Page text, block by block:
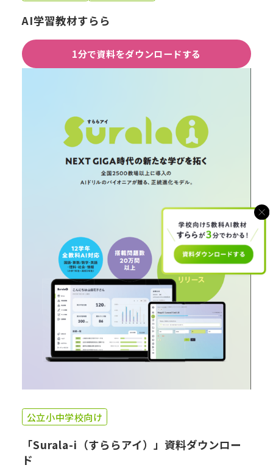
AI学習教材すらら
1分で資料をダウンロードする
公立小中学校向け
「Surala-i（すららアイ）」資料ダウンロー
ド